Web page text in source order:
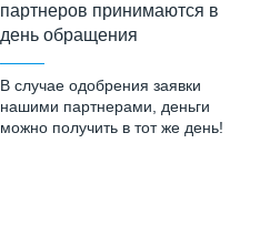
партнеров принимаются в
день обращения
В случае одобрения заявки
нашими партнерами, деньги
можно получить в тот же день!